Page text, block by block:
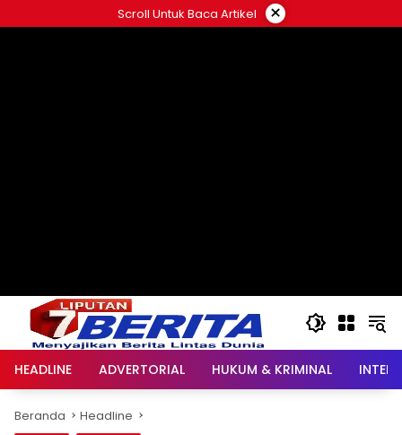
ke
Scroll Untuk Baca Artikel ×
HEADLINE ADVERTORIAL HUKUM & KRIMINAL
Beranda Headline